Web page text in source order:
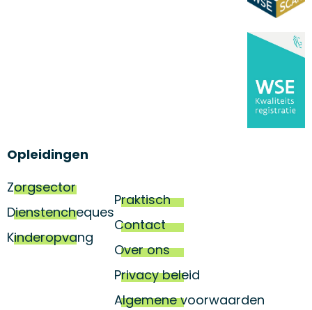
Opleidingen
Zorgsector
Dienstencheques
Kinderopvang
Praktisch
Contact
Over ons
Privacy beleid
Algemene voorwaarden